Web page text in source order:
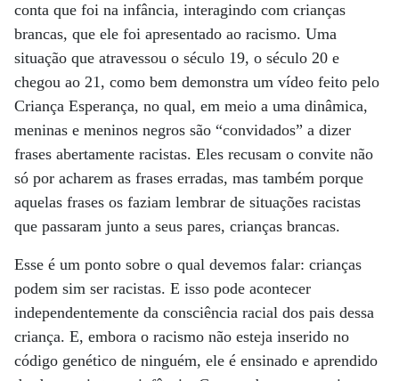
conta que foi na infância, interagindo com crianças
brancas, que ele foi apresentado ao racismo. Uma
situação que atravessou o século 19, o século 20 e
chegou ao 21, como bem demonstra um vídeo feito pelo
Criança Esperança, no qual, em meio a uma dinâmica,
meninas e meninos negros são “convidados” a dizer
frases abertamente racistas. Eles recusam o convite não
só por acharem as frases erradas, mas também porque
aquelas frases os faziam lembrar de situações racistas
que passaram junto a seus pares, crianças brancas.
Esse é um ponto sobre o qual devemos falar: crianças
podem sim ser racistas. E isso pode acontecer
independentemente da consciência racial dos pais dessa
criança. E, embora o racismo não esteja inserido no
código genético de ninguém, ele é ensinado e aprendido